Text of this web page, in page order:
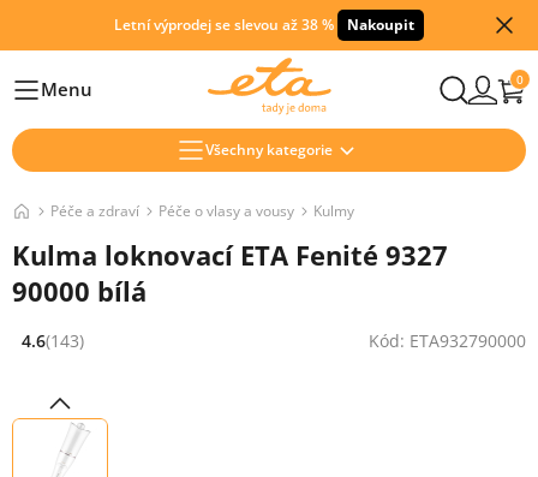
Letní výprodej se slevou až 38 % Nakoupit
HlavníMenu 0
Všechny kategorie
Péče a zdraví Péče o vlasy a vousy Kulmy
Kulma loknovací ETA Fenité 9327
90000 bílá
Hodnocení: 4.6 z 5 (143 recenzí)
4.6(143) Kód: ETA932790000